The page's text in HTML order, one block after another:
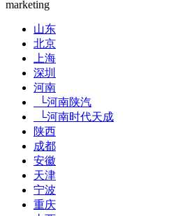
marketing
山东
北京
上海
深圳
河南
└河南陕汽
└河南时代天成
陕西
成都
安徽
天津
宁波
重庆